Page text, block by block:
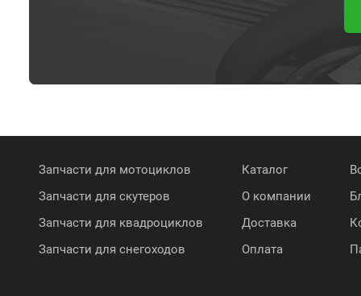
Запчасти для мотоциклов
Запчасти для скутеров
Запчасти для квадроциклов
Запчасти для снегоходов
Каталог
О компании
Доставка
Оплата